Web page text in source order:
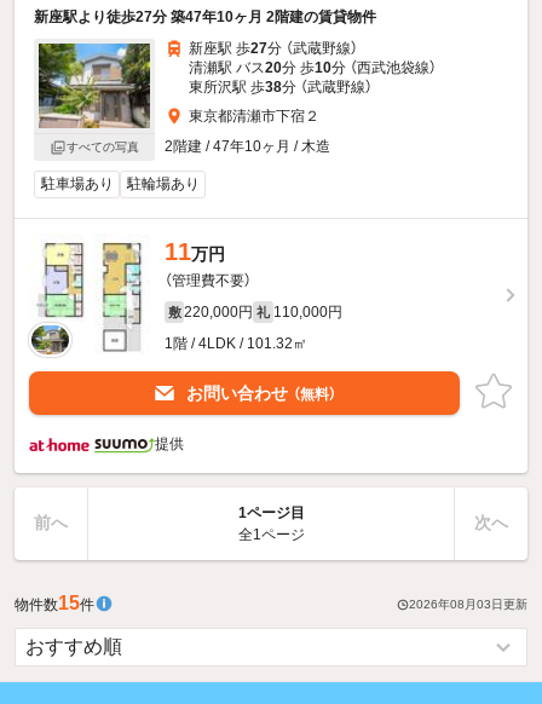
新座駅より徒歩27分 築47年10ヶ月 2階建の賃貸物件
すべての写真
新座駅 歩27分 （武蔵野線）
清瀬駅 バス20分 歩10分 （西武池袋線）
東所沢駅 歩38分 （武蔵野線）
東京都清瀬市下宿２
2階建 / 47年10ヶ月 / 木造
駐車場あり 駐輪場あり
11万円
（管理費不要）
敷 220,000円 礼 110,000円
1階 / 4LDK / 101.32㎡
お問い合わせ （無料）
提供
前へ
1ページ目
全1ページ
次へ
物件数15件 2026年08月03日更新